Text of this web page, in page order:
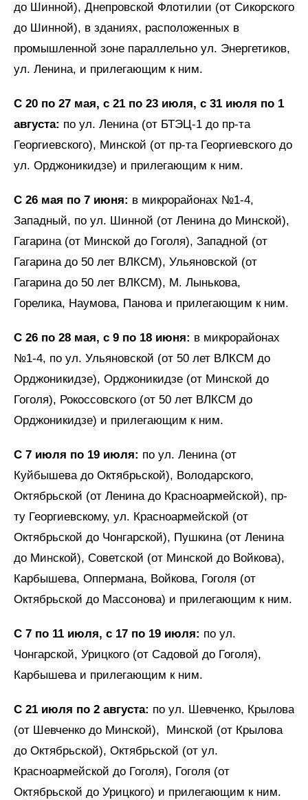
до Шинной), Днепровской Флотилии (от Сикорского
до Шинной), в зданиях, расположенных в
промышленной зоне параллельно ул. Энергетиков,
ул. Ленина, и прилегающим к ним.
С 20 по 27 мая, с 21 по 23 июля, с 31 июля по 1
августа: по ул. Ленина (от БТЭЦ-1 до пр-та
Георгиевского), Минской (от пр-та Георгиевского до
ул. Орджоникидзе) и прилегающим к ним.
С 26 мая по 7 июня: в микрорайонах №1-4,
Западный, по ул. Шинной (от Ленина до Минской),
Гагарина (от Минской до Гоголя), Западной (от
Гагарина до 50 лет ВЛКСМ), Ульяновской (от
Гагарина до 50 лет ВЛКСМ), М. Лынькова,
Горелика, Наумова, Панова и прилегающим к ним.
С 26 по 28 мая, с 9 по 18 июня: в микрорайонах
№1-4, по ул. Ульяновской (от 50 лет ВЛКСМ до
Орджоникидзе), Орджоникидзе (от Минской до
Гоголя), Рокоссовского (от 50 лет ВЛКСМ до
Орджоникидзе) и прилегающим к ним.
С 7 июля по 19 июля: по ул. Ленина (от
Куйбышева до Октябрьской), Володарского,
Октябрьской (от Ленина до Красноармейской), пр-
ту Георгиевскому, ул. Красноармейской (от
Октябрьской до Чонгарской), Пушкина (от Ленина
до Минской), Советской (от Минской до Войкова),
Карбышева, Оппермана, Войкова, Гоголя (от
Октябрьской до Массонова) и прилегающим к ним.
С 7 по 11 июля, с 17 по 19 июля: по ул.
Чонгарской, Урицкого (от Садовой до Гоголя),
Карбышева и прилегающим к ним.
С 21 июля по 2 августа: по ул. Шевченко, Крылова
(от Шевченко до Минской), Минской (от Крылова
до Октябрьской), Октябрьской (от ул.
Красноармейской до Гоголя), Гоголя (от
Октябрьской до Урицкого) и прилегающим к ним.